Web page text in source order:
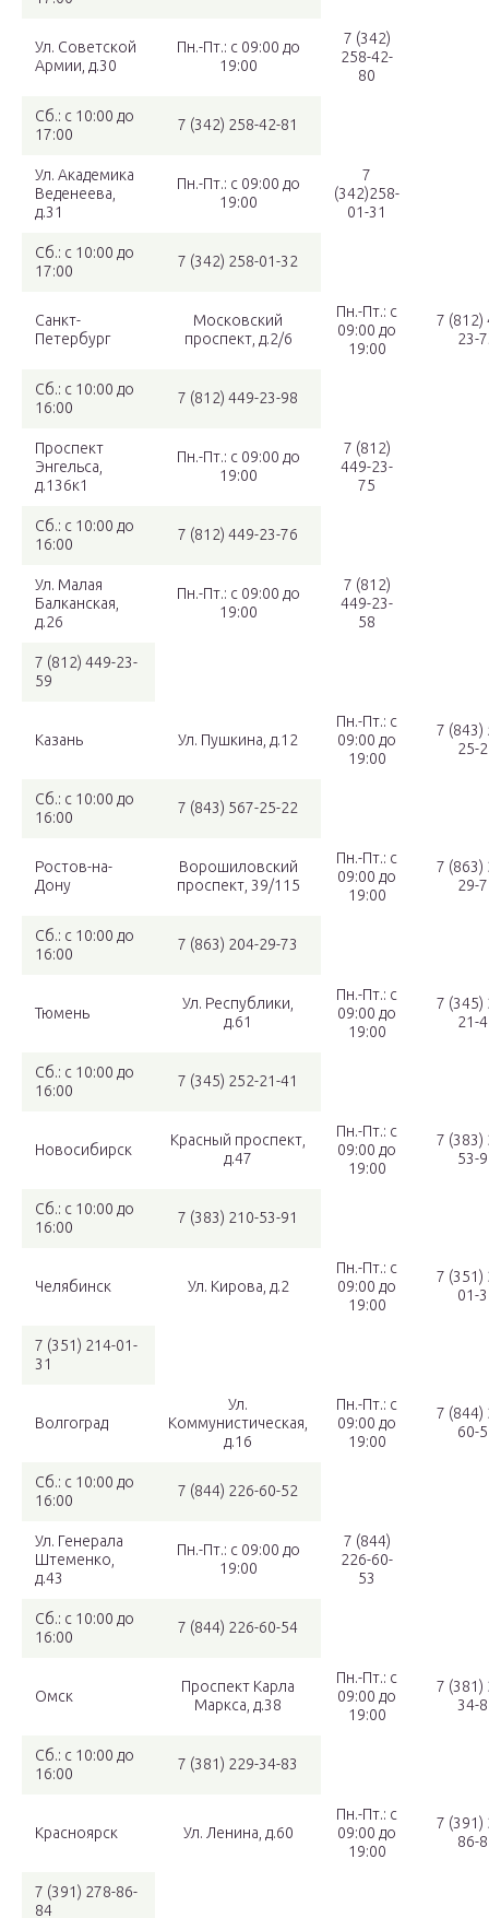
Ул. Советской
Армии, д.30
Пн.-Пт.: с 09:00 до
19:00
7 (342)
258-42-
80
Сб.: с 10:00 до
17:00
7 (342) 258-42-81
Ул. Академика
Веденеева,
д.31
Пн.-Пт.: с 09:00 до
19:00
7
(342)258-
01-31
Сб.: с 10:00 до
17:00
7 (342) 258-01-32
Санкт-
Петербург
Московский
проспект, д.2/6
Пн.-Пт.: с
09:00 до
19:00
7 (812)
23-
Сб.: с 10:00 до
16:00
7 (812) 449-23-98
Проспект
Энгельса,
д.136к1
Пн.-Пт.: с 09:00 до
19:00
7 (812)
449-23-
75
Сб.: с 10:00 до
16:00
7 (812) 449-23-76
Ул. Малая
Балканская,
д.26
Пн.-Пт.: с 09:00 до
19:00
7 (812)
449-23-
58
7 (812) 449-23-
59
Казань Ул. Пушкина, д.12
Пн.-Пт.: с
09:00 до
19:00
7 (843)
25-
Сб.: с 10:00 до
16:00
7 (843) 567-25-22
Ростов-на-
Дону
Ворошиловский
проспект, 39/115
Пн.-Пт.: с
09:00 до
19:00
7 (863)
29-
Сб.: с 10:00 до
16:00
7 (863) 204-29-73
Тюмень
Ул. Республики,
д.61
Пн.-Пт.: с
09:00 до
19:00
7 (345)
21-
Сб.: с 10:00 до
16:00
7 (345) 252-21-41
Новосибирск
Красный проспект,
д.47
Пн.-Пт.: с
09:00 до
19:00
7 (383)
53-
Сб.: с 10:00 до
16:00
7 (383) 210-53-91
Челябинск Ул. Кирова, д.2
Пн.-Пт.: с
09:00 до
19:00
7 (351)
01-
7 (351) 214-01-
31
Волгоград
Ул.
Коммунистическая,
д.16
Пн.-Пт.: с
09:00 до
19:00
7 (844)
60-
Сб.: с 10:00 до
16:00
7 (844) 226-60-52
Ул. Генерала
Штеменко,
д.43
Пн.-Пт.: с 09:00 до
19:00
7 (844)
226-60-
53
Сб.: с 10:00 до
16:00
7 (844) 226-60-54
Омск
Проспект Карла
Маркса, д.38
Пн.-Пт.: с
09:00 до
19:00
7 (381)
34-
Сб.: с 10:00 до
16:00
7 (381) 229-34-83
Красноярск Ул. Ленина, д.60
Пн.-Пт.: с
09:00 до
19:00
7 (391)
86-
7 (391) 278-86-
84